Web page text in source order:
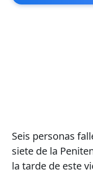
Seis personas
siete de la
la tarde de este